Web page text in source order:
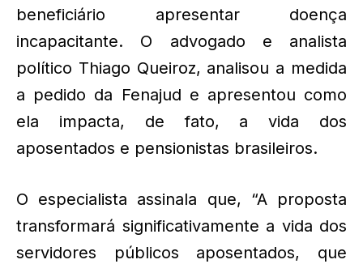
beneficiário apresentar doença
incapacitante. O advogado e analista
político Thiago Queiroz, analisou a medida
a pedido da Fenajud e apresentou como
ela impacta, de fato, a vida dos
aposentados e pensionistas brasileiros.
O especialista assinala que, “A proposta
transformará significativamente a vida dos
servidores públicos aposentados, que